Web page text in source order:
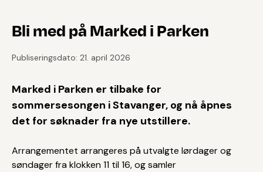
Bli med på Marked i Parken
Publiseringsdato: 21. april 2026
Marked i Parken er tilbake for
sommersesongen i Stavanger, og nå åpnes
det for søknader fra nye utstillere.
Arrangementet arrangeres på utvalgte lørdager og
søndager fra klokken 11 til 16, og samler